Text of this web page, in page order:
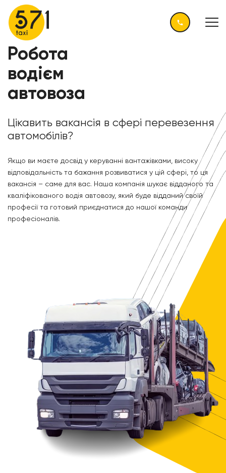
Робота
водієм
автовоза
Цікавить вакансія в сфері перевезення
автомобілів?
Якщо ви маєте досвід у керуванні вантажівками, високу
відповідальність та бажання розвиватися у цій сфері, то ця
вакансія – саме для вас. Наша компанія шукає відданого та
кваліфікованого водія автовозу, який буде відданий своїй
професії та готовий приєднатися до нашої команди
професіоналів.